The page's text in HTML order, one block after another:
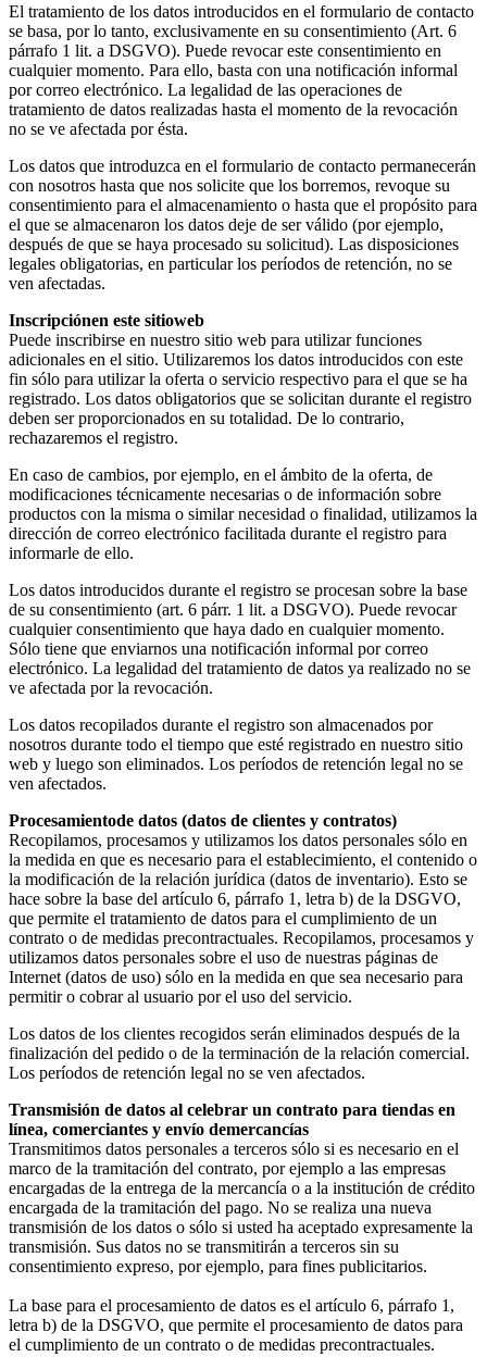
El tratamiento de los datos introducidos en el formulario de contacto
se basa, por lo tanto, exclusivamente en su consentimiento (Art. 6
párrafo 1 lit. a DSGVO). Puede revocar este consentimiento en
cualquier momento. Para ello, basta con una notificación informal
por correo electrónico. La legalidad de las operaciones de
tratamiento de datos realizadas hasta el momento de la revocación
no se ve afectada por ésta.
Los datos que introduzca en el formulario de contacto permanecerán
con nosotros hasta que nos solicite que los borremos, revoque su
consentimiento para el almacenamiento o hasta que el propósito para
el que se almacenaron los datos deje de ser válido (por ejemplo,
después de que se haya procesado su solicitud). Las disposiciones
legales obligatorias, en particular los períodos de retención, no se
ven afectadas.
Inscripciónen este sitioweb
Puede inscribirse en nuestro sitio web para utilizar funciones
adicionales en el sitio. Utilizaremos los datos introducidos con este
fin sólo para utilizar la oferta o servicio respectivo para el que se ha
registrado. Los datos obligatorios que se solicitan durante el registro
deben ser proporcionados en su totalidad. De lo contrario,
rechazaremos el registro.
En caso de cambios, por ejemplo, en el ámbito de la oferta, de
modificaciones técnicamente necesarias o de información sobre
productos con la misma o similar necesidad o finalidad, utilizamos la
dirección de correo electrónico facilitada durante el registro para
informarle de ello.
Los datos introducidos durante el registro se procesan sobre la base
de su consentimiento (art. 6 párr. 1 lit. a DSGVO). Puede revocar
cualquier consentimiento que haya dado en cualquier momento.
Sólo tiene que enviarnos una notificación informal por correo
electrónico. La legalidad del tratamiento de datos ya realizado no se
ve afectada por la revocación.
Los datos recopilados durante el registro son almacenados por
nosotros durante todo el tiempo que esté registrado en nuestro sitio
web y luego son eliminados. Los períodos de retención legal no se
ven afectados.
Procesamientode datos (datos de clientes y contratos)
Recopilamos, procesamos y utilizamos los datos personales sólo en
la medida en que es necesario para el establecimiento, el contenido o
la modificación de la relación jurídica (datos de inventario). Esto se
hace sobre la base del artículo 6, párrafo 1, letra b) de la DSGVO,
que permite el tratamiento de datos para el cumplimiento de un
contrato o de medidas precontractuales. Recopilamos, procesamos y
utilizamos datos personales sobre el uso de nuestras páginas de
Internet (datos de uso) sólo en la medida en que sea necesario para
permitir o cobrar al usuario por el uso del servicio.
Los datos de los clientes recogidos serán eliminados después de la
finalización del pedido o de la terminación de la relación comercial.
Los períodos de retención legal no se ven afectados.
Transmisión de datos al celebrar un contrato para tiendas en
línea, comerciantes y envío demercancías
Transmitimos datos personales a terceros sólo si es necesario en el
marco de la tramitación del contrato, por ejemplo a las empresas
encargadas de la entrega de la mercancía o a la institución de crédito
encargada de la tramitación del pago. No se realiza una nueva
transmisión de los datos o sólo si usted ha aceptado expresamente la
transmisión. Sus datos no se transmitirán a terceros sin su
consentimiento expreso, por ejemplo, para fines publicitarios.
La base para el procesamiento de datos es el artículo 6, párrafo 1,
letra b) de la DSGVO, que permite el procesamiento de datos para
el cumplimiento de un contrato o de medidas precontractuales.